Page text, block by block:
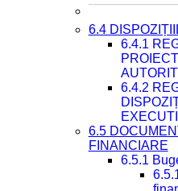
6.4
6.4.1
6.4.2
6.5
FINANCIARE
6.5.1